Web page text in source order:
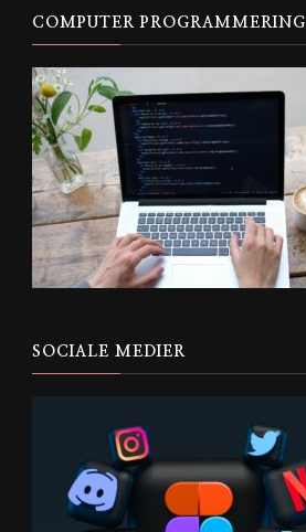
COMPUTER PROGRAMMERING
SOCIALE MEDIER